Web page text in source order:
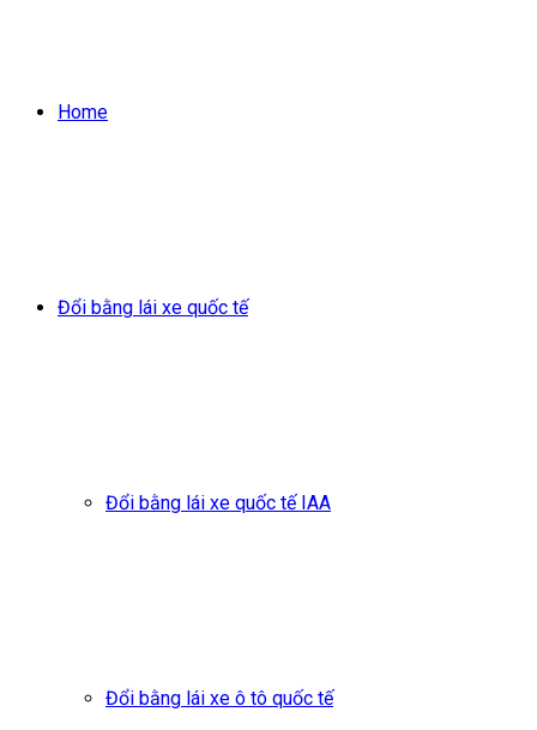
Home
Đổi bằng lái xe quốc tế
Đổi bằng lái xe quốc tế IAA
Đổi bằng lái xe ô tô quốc tế